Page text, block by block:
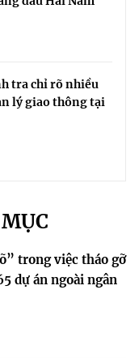
tra chỉ rõ nhiều
lý giao thông tại
trong việc tháo gỡ
dự án ngoài ngân